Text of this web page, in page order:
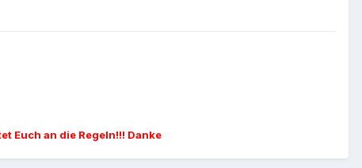
Euch an die Regeln!!! Danke